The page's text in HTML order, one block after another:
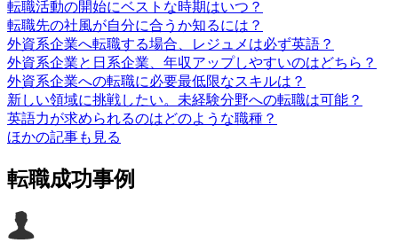
転職活動の開始にベストな時期はいつ？
転職先の社風が自分に合うか知るには？
外資系企業へ転職する場合、レジュメは必ず英語？
外資系企業と日系企業、年収アップしやすいのはどちら？
外資系企業への転職に必要最低限なスキルは？
新しい領域に挑戦したい。未経験分野への転職は可能？
英語力が求められるのはどのような職種？
ほかの記事も見る
転職成功事例